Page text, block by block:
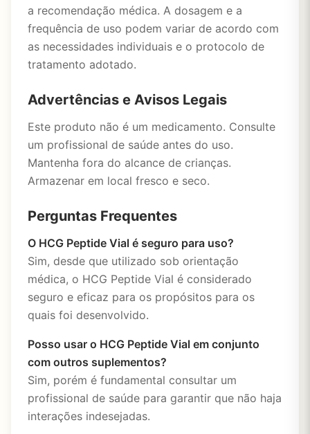
a recomendação médica. A dosagem e a
frequência de uso podem variar de acordo com
as necessidades individuais e o protocolo de
tratamento adotado.
Advertências e Avisos Legais
Este produto não é um medicamento. Consulte
um profissional de saúde antes do uso.
Mantenha fora do alcance de crianças.
Armazenar em local fresco e seco.
Perguntas Frequentes
O HCG Peptide Vial é seguro para uso?
Sim, desde que utilizado sob orientação
médica, o HCG Peptide Vial é considerado
seguro e eficaz para os propósitos para os
quais foi desenvolvido.
Posso usar o HCG Peptide Vial em conjunto
com outros suplementos?
Sim, porém é fundamental consultar um
profissional de saúde para garantir que não haja
interações indesejadas.